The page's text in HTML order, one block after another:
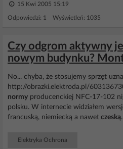
15 Kwi 2005 15:19
Odpowiedzi: 1 Wyświetleń: 1035
Czy odgrom aktywny
nowym budynku?
No... chyba, że stosujemy sprzęt
http://obrazki.elektroda.pl/
normy producenckiej NFC-17-102
polsku. W internecie widziałem
francuską, niemiecką a nawet czeską
Elektryka Ochrona